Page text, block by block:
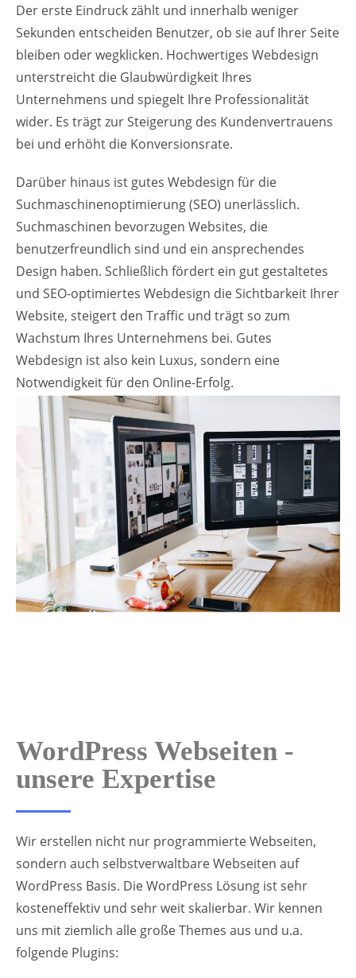
Der erste Eindruck zählt und innerhalb weniger
Sekunden entscheiden Benutzer, ob sie auf Ihrer Seite
bleiben oder wegklicken. Hochwertiges Webdesign
unterstreicht die Glaubwürdigkeit Ihres
Unternehmens und spiegelt Ihre Professionalität
wider. Es trägt zur Steigerung des Kundenvertrauens
bei und erhöht die Konversionsrate.
Darüber hinaus ist gutes Webdesign für die
Suchmaschinenoptimierung (SEO) unerlässlich.
Suchmaschinen bevorzugen Websites, die
benutzerfreundlich sind und ein ansprechendes
Design haben. Schließlich fördert ein gut gestaltetes
und SEO-optimiertes Webdesign die Sichtbarkeit Ihrer
Website, steigert den Traffic und trägt so zum
Wachstum Ihres Unternehmens bei. Gutes
Webdesign ist also kein Luxus, sondern eine
Notwendigkeit für den Online-Erfolg.
WordPress Webseiten -
unsere Expertise
Wir erstellen nicht nur programmierte Webseiten,
sondern auch selbstverwaltbare Webseiten auf
WordPress Basis. Die WordPress Lösung ist sehr
kosteneffektiv und sehr weit skalierbar. Wir kennen
uns mit ziemlich alle große Themes aus und u.a.
folgende Plugins: